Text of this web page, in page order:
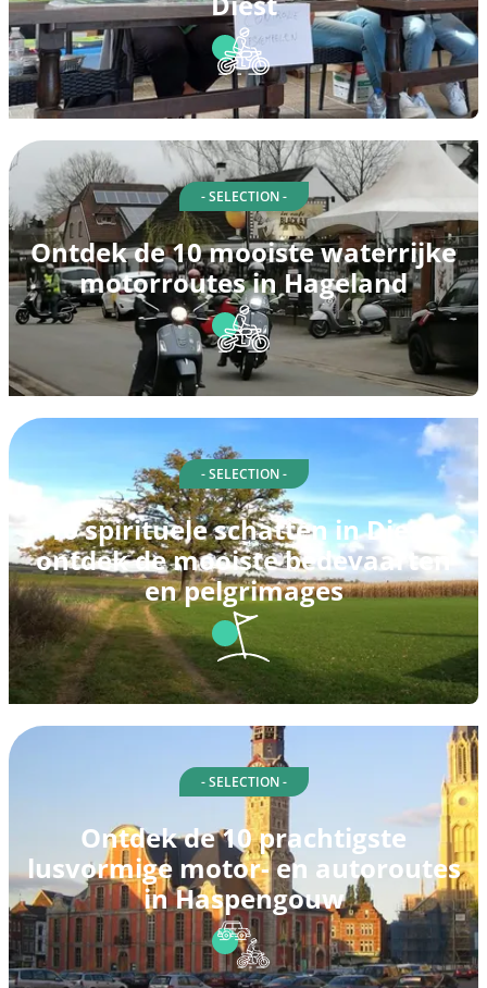
- SELECTION -
Ontdek de 10 mooiste waterrijke
motorroutes in Hageland
- SELECTION -
10 spirituele schatten in Diest:
ontdek de mooiste bedevaarten
en pelgrimages
- SELECTION -
Ontdek de 10 prachtigste
lusvormige motor- en autoroutes
in Haspengouw